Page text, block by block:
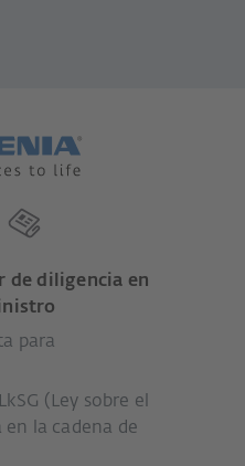
de diligencia en
para
(Ley sobre el
en la cadena de